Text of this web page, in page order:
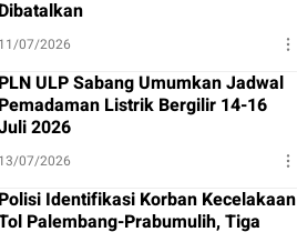
Dibatalkan
11/07/2026
PLN ULP Sabang Umumkan Jadwal
Pemadaman Listrik Bergilir 14-16
2026
13/07/2026
Polisi Identifikasi Korban Kecelakaan
Palembang-Prabumulih, Tiga